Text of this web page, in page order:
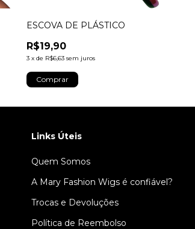
ESCOVA DE PLÁSTICO
R$19,90
3 x de R$6,63 sem juros
Links Úteis
Quem Somos
A Mary Fashion Wigs é confiável?
Trocas e Devoluções
Política de Reembolso